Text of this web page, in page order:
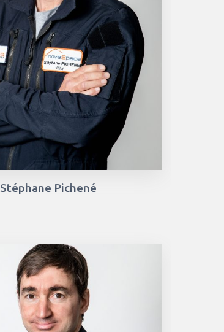
Stéphane Pichené